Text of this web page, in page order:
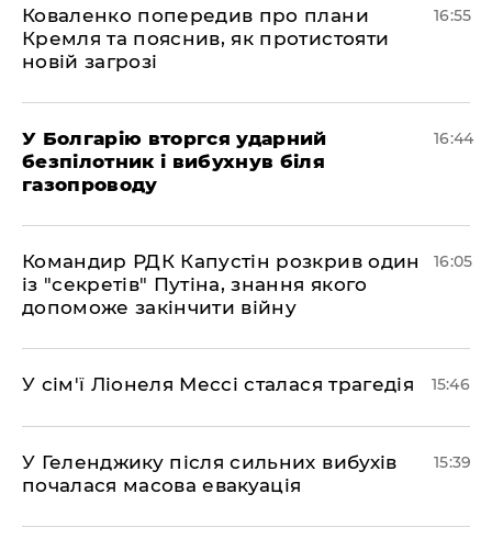
Коваленко попередив про плани
Кремля та пояснив, як протистояти
новій загрозі
16:55
У Болгарію вторгся ударний
безпілотник і вибухнув біля
газопроводу
16:44
Командир РДК Капустін розкрив один
із "секретів" Путіна, знання якого
допоможе закінчити війну
16:05
У сім'ї Ліонеля Мессі сталася трагедія 15:46
У Геленджику після сильних вибухів
почалася масова евакуація
15:39